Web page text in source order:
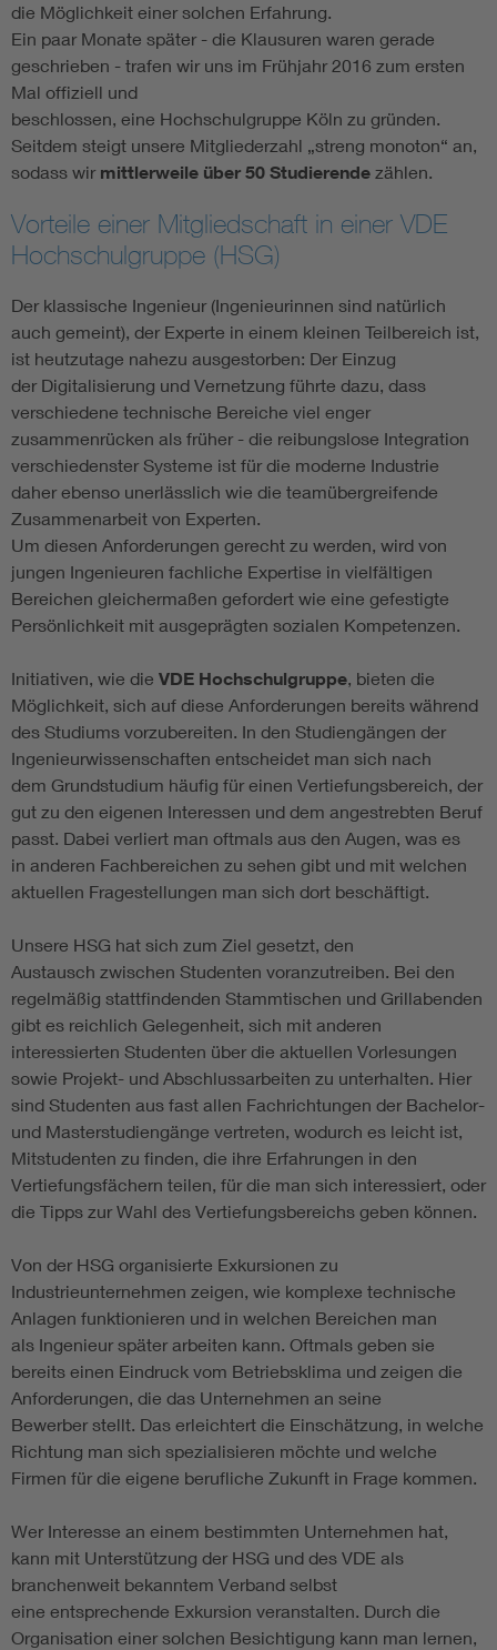
die Möglichkeit einer solchen Erfahrung.
Ein paar Monate später - die Klausuren waren gerade
geschrieben - trafen wir uns im Frühjahr 2016 zum ersten
Mal offiziell und
beschlossen, eine Hochschulgruppe Köln zu gründen.
Seitdem steigt unsere Mitgliederzahl „streng monoton“ an,
sodass wir mittlerweile über 50 Studierende zählen.
Vorteile einer Mitgliedschaft in einer VDE
Hochschulgruppe (HSG)
Der klassische Ingenieur (Ingenieurinnen sind natürlich
auch gemeint), der Experte in einem kleinen Teilbereich ist,
ist heutzutage nahezu ausgestorben: Der Einzug
der Digitalisierung und Vernetzung führte dazu, dass
verschiedene technische Bereiche viel enger
zusammenrücken als früher - die reibungslose Integration
verschiedenster Systeme ist für die moderne Industrie
daher ebenso unerlässlich wie die teamübergreifende
Zusammenarbeit von Experten.
Um diesen Anforderungen gerecht zu werden, wird von
jungen Ingenieuren fachliche Expertise in vielfältigen
Bereichen gleichermaßen gefordert wie eine gefestigte
Persönlichkeit mit ausgeprägten sozialen Kompetenzen.
Initiativen, wie die VDE Hochschulgruppe, bieten die
Möglichkeit, sich auf diese Anforderungen bereits während
des Studiums vorzubereiten. In den Studiengängen der
Ingenieurwissenschaften entscheidet man sich nach
dem Grundstudium häufig für einen Vertiefungsbereich, der
gut zu den eigenen Interessen und dem angestrebten Beruf
passt. Dabei verliert man oftmals aus den Augen, was es
in anderen Fachbereichen zu sehen gibt und mit welchen
aktuellen Fragestellungen man sich dort beschäftigt.
Unsere HSG hat sich zum Ziel gesetzt, den
Austausch zwischen Studenten voranzutreiben. Bei den
regelmäßig stattfindenden Stammtischen und Grillabenden
gibt es reichlich Gelegenheit, sich mit anderen
interessierten Studenten über die aktuellen Vorlesungen
sowie Projekt- und Abschlussarbeiten zu unterhalten. Hier
sind Studenten aus fast allen Fachrichtungen der Bachelor-
und Masterstudiengänge vertreten, wodurch es leicht ist,
Mitstudenten zu finden, die ihre Erfahrungen in den
Vertiefungsfächern teilen, für die man sich interessiert, oder
die Tipps zur Wahl des Vertiefungsbereichs geben können.
Von der HSG organisierte Exkursionen zu
Industrieunternehmen zeigen, wie komplexe technische
Anlagen funktionieren und in welchen Bereichen man
als Ingenieur später arbeiten kann. Oftmals geben sie
bereits einen Eindruck vom Betriebsklima und zeigen die
Anforderungen, die das Unternehmen an seine
Bewerber stellt. Das erleichtert die Einschätzung, in welche
Richtung man sich spezialisieren möchte und welche
Firmen für die eigene berufliche Zukunft in Frage kommen.
Wer Interesse an einem bestimmten Unternehmen hat,
kann mit Unterstützung der HSG und des VDE als
branchenweit bekanntem Verband selbst
eine entsprechende Exkursion veranstalten. Durch die
Organisation einer solchen Besichtigung kann man lernen,